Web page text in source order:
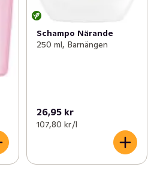
Schampo Närande
250 ml, Barnängen
26,95 kr
107,80 kr /l